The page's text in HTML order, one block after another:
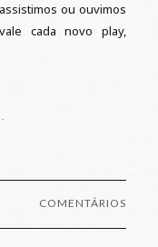
ou ouvimos
cada novo play,
COMENTÁRIOS